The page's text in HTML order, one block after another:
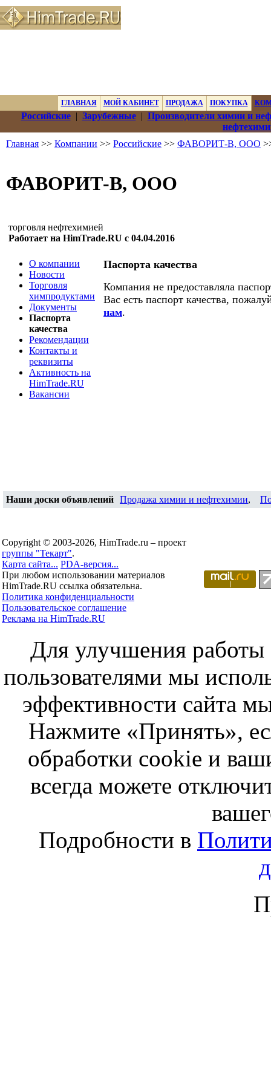
ГЛАВНАЯ МОЙ КАБИНЕТ ПРОДАЖА ПОКУПКА
Российские| Зарубежные| Производители химии и
Главная >> Компании >> Российские >> ФАВОРИТ-В, ООО
ФАВОРИТ-В, ООО
торговля нефтехимией
Работает на HimTrade.RU с 04.04.2016
О компании
Новости
Торговля
химпродуктами
Документы
Паспорта
качества
Рекомендации
Контакты и
реквизиты
Активность на
HimTrade.RU
Вакансии
Паспорта качества
Компания не предоставляла
Вас есть паспорт качества,
нам.
Наши доски объявлений Продажа химии и нефтехимии,
Copyright © 2003-2026, HimTrade.ru – проект
группы "Текарт".
Карта сайта... PDA-версия...
При любом использовании материалов
HimTrade.RU ссылка обязательна.
Политика конфиденциальности
Пользовательское соглашение
Реклама на HimTrade.RU
Для улучшения работы
пользователями мы
эффективности сайта
Нажмите «Принять»,
обработки cookie и
всегда можете
Подробности в